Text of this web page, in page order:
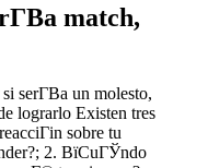
match,
serГ­В­a un molesto,
lograrlo Existen tres
sobre tu
2. ВїCuГЎndo